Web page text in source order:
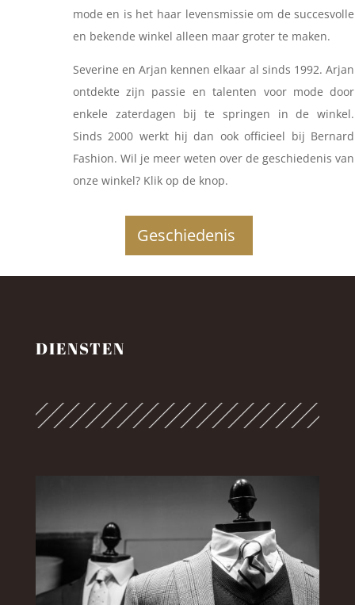
mode en is het haar levensmissie om de succesvolle
en bekende winkel alleen maar groter te maken.
Severine en Arjan kennen elkaar al sinds 1992. Arjan
ontdekte zijn passie en talenten voor mode door
enkele zaterdagen bij te springen in de winkel.
Sinds 2000 werkt hij dan ook officieel bij Bernard
Fashion. Wil je meer weten over de geschiedenis van
onze winkel? Klik op de knop.
Geschiedenis
DIENSTEN